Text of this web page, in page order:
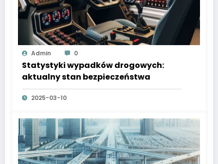
Admin 0
Statystyki wypadków drogowych:
aktualny stan bezpieczeństwa
2025-03-10